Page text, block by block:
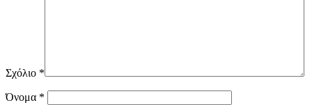
Σχόλιο *
Όνομα *